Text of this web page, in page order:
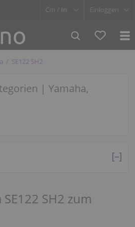
Cm / In Einloggen
SE122 SH2
| Yamaha,
SH2 zum